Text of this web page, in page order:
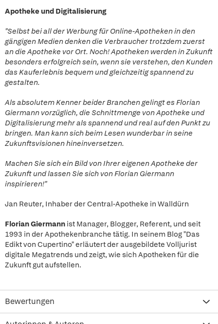
Apotheke und Digitalisierung
"Selbst bei all der Werbung für Online-Apotheken in den
gängigen Medien denken die Verbraucher trotzdem zuerst
an die Apotheke vor Ort. Noch! Apotheken werden in Zukunft
besonders erfolgreich sein, wenn sie verstehen, den Kunden
das Kauferlebnis bequem und gleichzeitig spannend zu
gestalten.
Als absolutem Kenner beider Branchen gelingt es Florian
Giermann vorzüglich, die Schnittmenge von Apotheke und
Digitalisierung mehr als spannend und real auf den Punkt zu
bringen. Man kann sich beim Lesen wunderbar in seine
Zukunftsvisionen hineinversetzen.
Machen Sie sich ein Bild von Ihrer eigenen Apotheke der
Zukunft und lassen Sie sich von Florian Giermann
inspirieren!"
Jan Reuter, Inhaber der Central-Apotheke in Walldürn
Florian Giermann ist Manager, Blogger, Referent, und seit
1993 in der Apothekenbranche tätig. In seinem Blog "Das
Edikt von Cupertino" erläutert der ausgebildete Volljurist
digitale Megatrends und zeigt, wie sich Apotheken für die
Zukunft gut aufstellen.
Bewertungen